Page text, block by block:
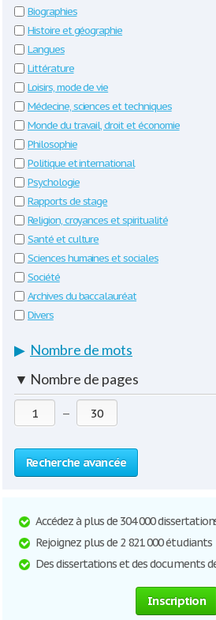
Biographies
Histoire et géographie
Langues
Littérature
Loisirs, mode de vie
Médecine, sciences et techniques
Monde du travail, droit et économie
Philosophie
Politique et international
Psychologie
Rapports de stage
Religion, croyances et spiritualité
Santé et culture
Sciences humaines et sociales
Société
Archives du baccalauréat
Divers
▶ Nombre de mots
▼ Nombre de pages
—
Recherche avancée
Accédez à plus de 304 000
Rejoignez plus de 2 821 000 étudiants
Des dissertations et des documents
Inscription